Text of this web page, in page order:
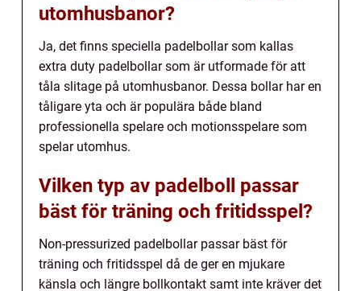
utomhusbanor?
Ja, det finns speciella padelbollar som kallas
extra duty padelbollar som är utformade för att
tåla slitage på utomhusbanor. Dessa bollar har en
tåligare yta och är populära både bland
professionella spelare och motionsspelare som
spelar utomhus.
Vilken typ av padelboll passar
bäst för träning och fritidsspel?
Non-pressurized padelbollar passar bäst för
träning och fritidsspel då de ger en mjukare
känsla och längre bollkontakt samt inte kräver det